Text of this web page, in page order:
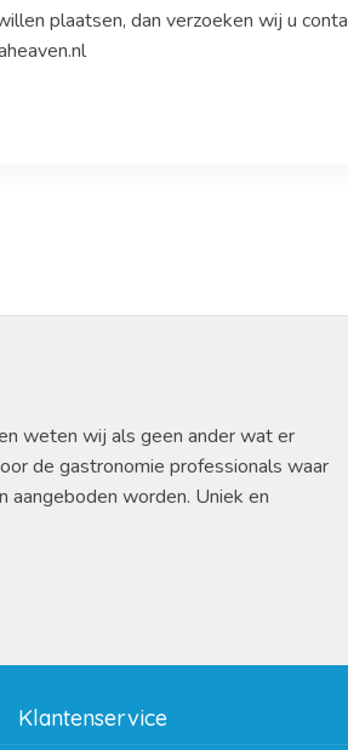
plaatsen, dan verzoeken wij u
weten wij als geen ander wat er
de gastronomie professionals waar
aangeboden worden. Uniek en
Klantenservice